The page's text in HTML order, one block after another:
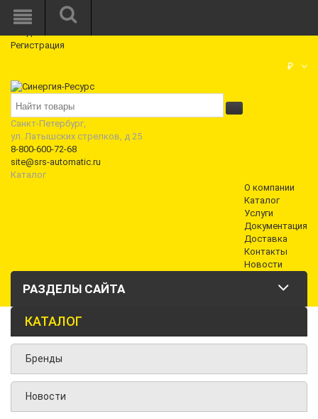
Режим работы: Пн—Пт: 10:00—18:00
Регистрация
₽
Санкт-Петербург,
ул. Латышских стрелков, д 25
8-800-600-72-68
site@srs-automatic.ru
Каталог
О компании
Каталог
Услуги
Документация
Доставка
Контакты
Новости
РАЗДЕЛЫ САЙТА
КАТАЛОГ
Бренды
Новости